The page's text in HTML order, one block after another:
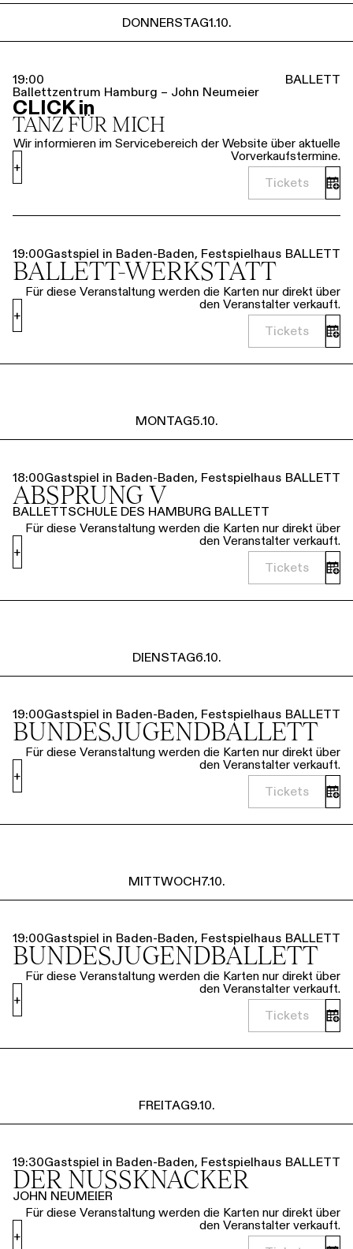
DONNERSTAG1.10.
19:00
Ballettzentrum Hamburg – John Neumeier
BALLETT
CLICK in
TANZ FÜR MICH
Wir informieren im Servicebereich der Website über aktuelle
Vorverkaufstermine.
Tickets
+
19:00Gastspiel in Baden-Baden, Festspielhaus BALLETT
BALLETT-WERKSTATT
Für diese Veranstaltung werden die Karten nur direkt über
den Veranstalter verkauft.
Tickets
+
MONTAG5.10.
18:00Gastspiel in Baden-Baden, Festspielhaus BALLETT
ABSPRUNG V
BALLETTSCHULE DES HAMBURG BALLETT
Für diese Veranstaltung werden die Karten nur direkt über
den Veranstalter verkauft.
Tickets
+
DIENSTAG6.10.
19:00Gastspiel in Baden-Baden, Festspielhaus BALLETT
BUNDESJUGENDBALLETT
Für diese Veranstaltung werden die Karten nur direkt über
den Veranstalter verkauft.
Tickets
+
MITTWOCH7.10.
19:00Gastspiel in Baden-Baden, Festspielhaus BALLETT
BUNDESJUGENDBALLETT
Für diese Veranstaltung werden die Karten nur direkt über
den Veranstalter verkauft.
Tickets
+
FREITAG9.10.
19:30Gastspiel in Baden-Baden, Festspielhaus BALLETT
DER NUSSKNACKER
JOHN NEUMEIER
Für diese Veranstaltung werden die Karten nur direkt über
den Veranstalter verkauft.
+